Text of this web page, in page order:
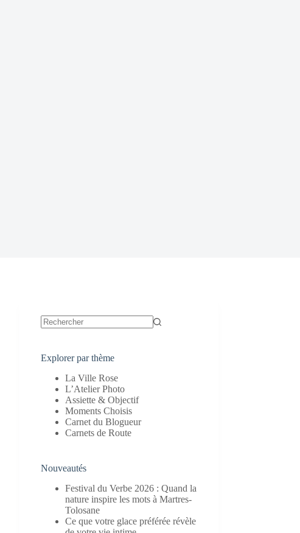
Explorer par thème
La Ville Rose
L’Atelier Photo
Assiette & Objectif
Moments Choisis
Carnet du Blogueur
Carnets de Route
Nouveautés
Festival du Verbe 2026 : Quand la
nature inspire les mots à Martres-
Tolosane
Ce que votre glace préférée révèle